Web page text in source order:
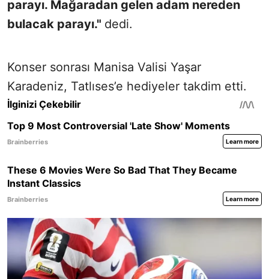
parayı. Mağaradan gelen adam nereden
bulacak parayı." dedi.
Konser sonrası Manisa Valisi Yaşar
Karadeniz, Tatlıses’e hediyeler takdim etti.